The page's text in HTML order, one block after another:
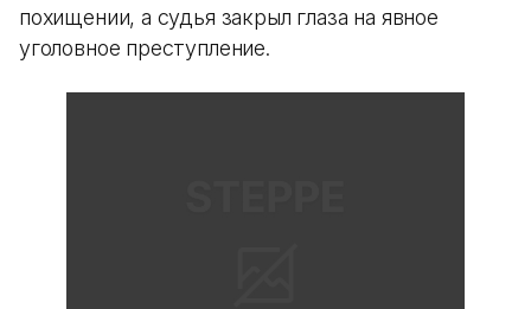
похищении, а судья закрыл глаза на явное
уголовное преступление.